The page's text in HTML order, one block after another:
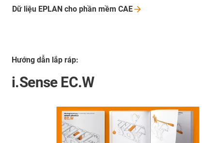
Dữ liệu EPLAN cho phần mềm CAE
Hướng dẫn lắp ráp:
i.Sense EC.W